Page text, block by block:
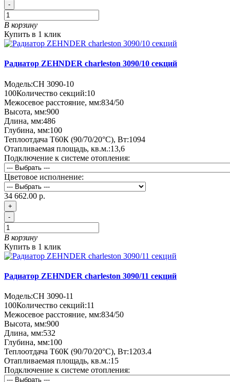
-
В корзину
Купить в 1 клик
Радиатор ZEHNDER charleston 3090/10 секций
Модель:CH 3090-10
100Количество секций:10
Межосевое расстояние, мм:834/50
Высота, мм:900
Длина, мм:486
Глубина, мм:100
Теплоотдача Т60К (90/70/20°C), Вт:1094
Отапливаемая площадь, кв.м.:13,6
Подключение к системе отопления:
Цветовое исполнение:
34 662.00 р.
+
-
В корзину
Купить в 1 клик
Радиатор ZEHNDER charleston 3090/11 секций
Модель:CH 3090-11
100Количество секций:11
Межосевое расстояние, мм:834/50
Высота, мм:900
Длина, мм:532
Глубина, мм:100
Теплоотдача Т60К (90/70/20°C), Вт:1203.4
Отапливаемая площадь, кв.м.:15
Подключение к системе отопления: